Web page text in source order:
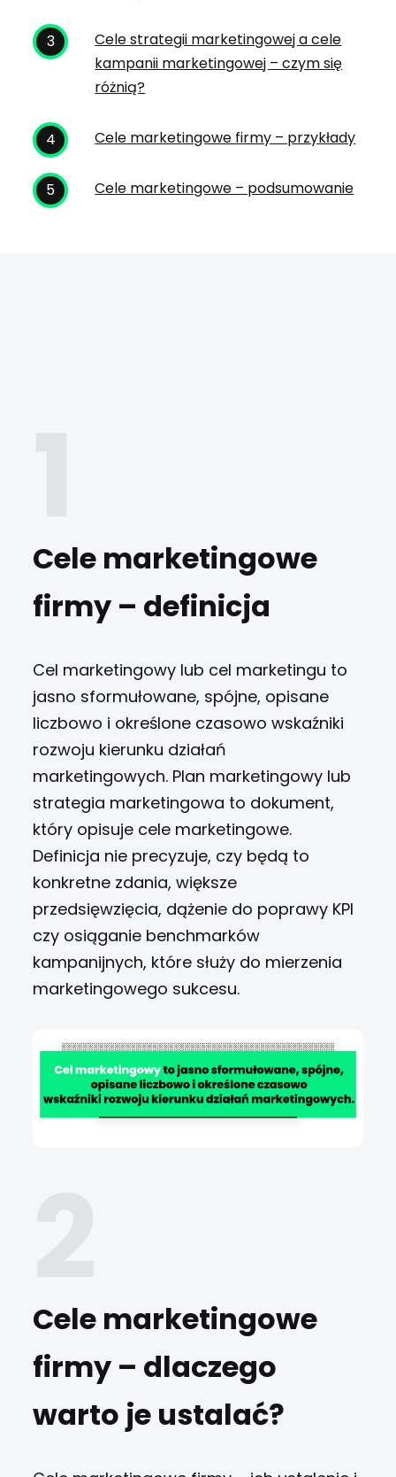
Cele strategii marketingowej a cele
kampanii marketingowej – czym się
różnią?
Cele marketingowe firmy – przykłady
Cele marketingowe – podsumowanie
Cele marketingowe
firmy – definicja
Cel marketingowy lub cel marketingu to
jasno sformułowane, spójne, opisane
liczbowo i określone czasowo wskaźniki
rozwoju kierunku działań
marketingowych. Plan marketingowy lub
strategia marketingowa to dokument,
który opisuje cele marketingowe.
Definicja nie precyzuje, czy będą to
konkretne zdania, większe
przedsięwzięcia, dążenie do poprawy KPI
czy osiąganie benchmarków
kampanijnych, które służy do mierzenia
marketingowego sukcesu.
Cele marketingowe
firmy – dlaczego
warto je ustalać?